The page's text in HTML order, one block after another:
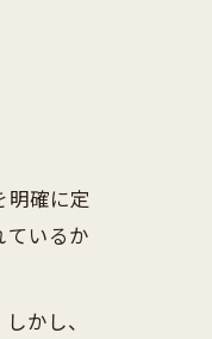
確に定
いるか
かし、